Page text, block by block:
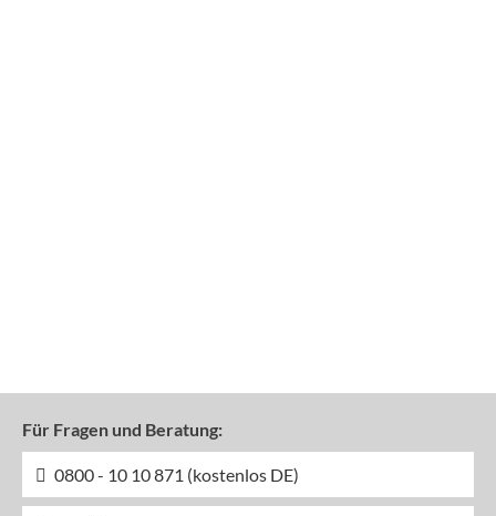
Für Fragen und Beratung:
0800 - 10 10 871 (kostenlos DE)